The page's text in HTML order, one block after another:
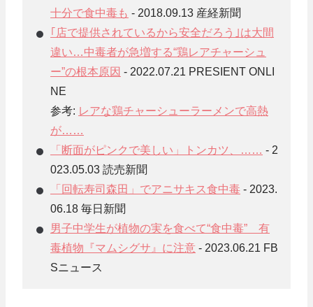
十分で食中毒も - 2018.09.13 産経新聞
｢店で提供されているから安全だろう｣は大間
違い…中毒者が急増する“鶏レアチャーシュ
ー”の根本原因 - 2022.07.21 PRESIENT ONLI
NE
参考: レアな鶏チャーシューラーメンで高熱
が……
「断面がピンクで美しい」トンカツ、…… - 2
023.05.03 読売新聞
「回転寿司森田」でアニサキス食中毒 - 2023.
06.18 毎日新聞
男子中学生が植物の実を食べて“食中毒” 有
毒植物『マムシグサ』に注意 - 2023.06.21 FB
Sニュース